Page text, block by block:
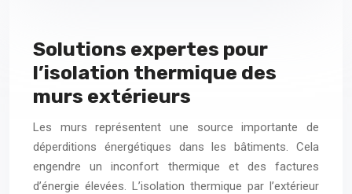
Solutions expertes pour
l’isolation thermique des
murs extérieurs
Les murs représentent une source importante de
déperditions énergétiques dans les bâtiments. Cela
engendre un inconfort thermique et des factures
d’énergie élevées. L’isolation thermique par l’extérieur